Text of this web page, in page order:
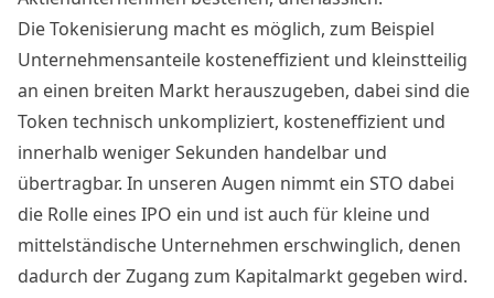
Die Tokenisierung macht es möglich, zum Beispiel
Unternehmensanteile kosteneffizient und kleinstteilig
an einen breiten Markt herauszugeben, dabei sind die
Token technisch unkompliziert, kosteneffizient und
innerhalb weniger Sekunden handelbar und
übertragbar. In unseren Augen nimmt ein STO dabei
die Rolle eines IPO ein und ist auch für kleine und
mittelständische Unternehmen erschwinglich, denen
dadurch der Zugang zum Kapitalmarkt gegeben wird.